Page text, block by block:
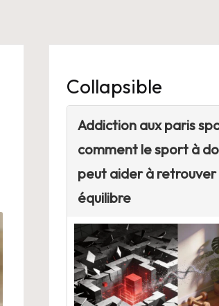
Collapsible
Addiction aux paris
comment le sport à
peut aider à retrouver
équilibre